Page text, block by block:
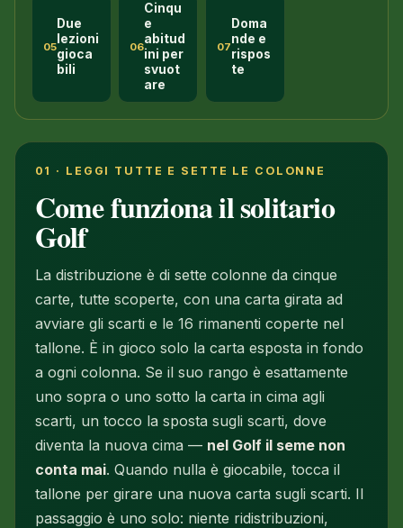
05
Due
lezioni
gioca
bili
06
Cinqu
e
abitud
ini per
svuot
are
07
Doma
nde e
rispos
te
01 · LEGGI TUTTE E SETTE LE COLONNE
Come funziona il solitario
Golf
La distribuzione è di sette colonne da cinque
carte, tutte scoperte, con una carta girata ad
avviare gli scarti e le 16 rimanenti coperte nel
tallone. È in gioco solo la carta esposta in fondo
a ogni colonna. Se il suo rango è esattamente
uno sopra o uno sotto la carta in cima agli
scarti, un tocco la sposta sugli scarti, dove
diventa la nuova cima — nel Golf il seme non
conta mai. Quando nulla è giocabile, tocca il
tallone per girare una nuova carta sugli scarti. Il
passaggio è uno solo: niente ridistribuzioni,